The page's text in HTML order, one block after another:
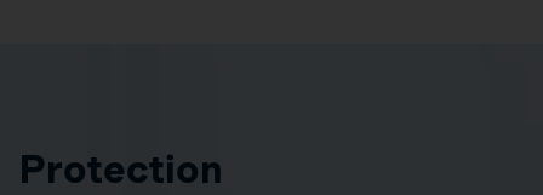
Protection